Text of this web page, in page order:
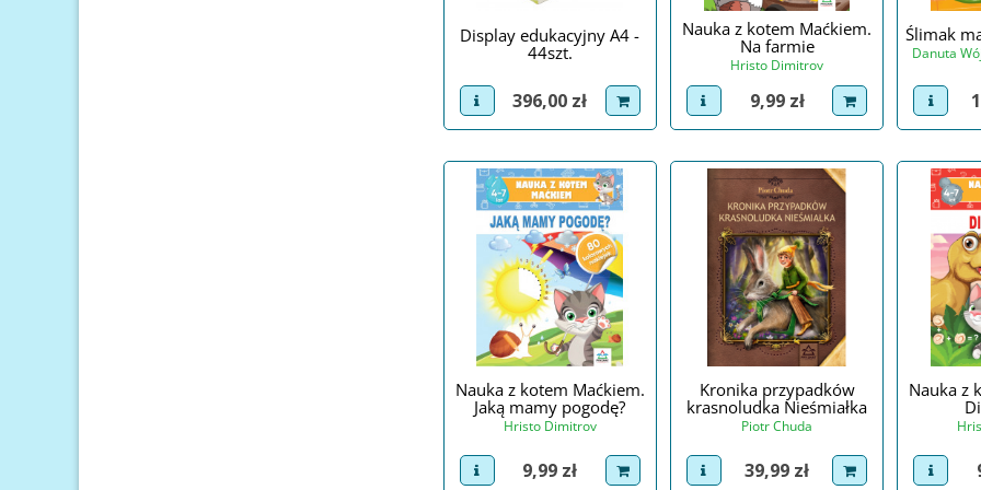
Display edukacyjny A4 -
44szt.
view product
Cena
396,00 zł dodaj do koszyka
Nauka z kotem Maćkiem.
Na farmie
Hristo Dimitrov
view product
Cena
9,99 zł dodaj do koszyka
Ślimak
Danuta
view
Nauka z kotem Maćkiem.
Jaką mamy pogodę?
Hristo Dimitrov
view product
Cena
9,99 zł dodaj do koszyka
Kronika przypadków
krasnoludka Nieśmiałka
Piotr Chuda
view product
Cena
39,99 zł dodaj do koszyka
Nauka z
view